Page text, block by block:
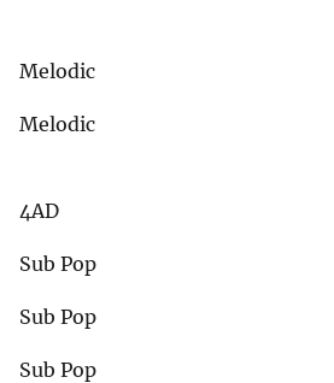
Melodic
Melodic
4AD
Sub Pop
Sub Pop
Sub Pop